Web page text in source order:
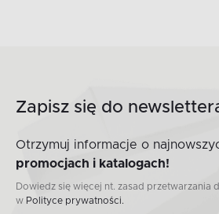
Zapisz się do
Otrzymuj informacje o
promocjach i katalogach!
Dowiedz się więcej nt. zasad przetwarzania
w Polityce prywatności.